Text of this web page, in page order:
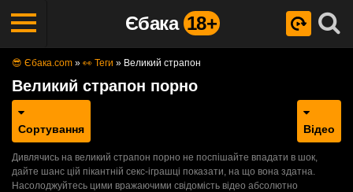
Єбака 18+
😎 Єбака.com » 👀 Теги » Великий страпон
Великий страпон порно
Сортування Відео
Дивлячись на великий страпон порно не поспішайте впадати в шок,
дайте шанс цій пікантній секс-іграшці показати, на що вона здатна.
Насолоджуйтесь цими вражаючими свідомість відео абсолютно